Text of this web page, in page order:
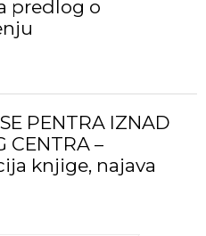
predlog o
PENTRA IZNAD
CENTRA –
knjige, najava